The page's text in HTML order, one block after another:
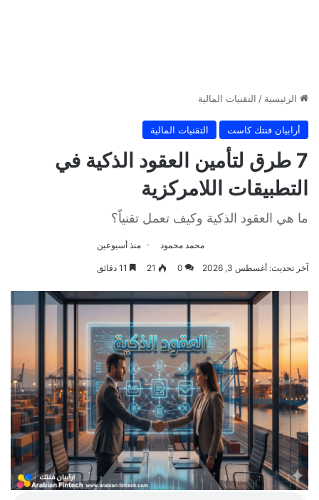
الرئيسية / التقنيات المالية
أرابيان فنتك كاست التقنيات المالية
7 طرق لتأمين العقود الذكية في
التطبيقات اللامركزية
ما هي العقود الذكية وكيف تعمل تقنياً؟
محمد محمود منذ أسبوعين
آخر تحديث: أغسطس 3, 2026 0
21